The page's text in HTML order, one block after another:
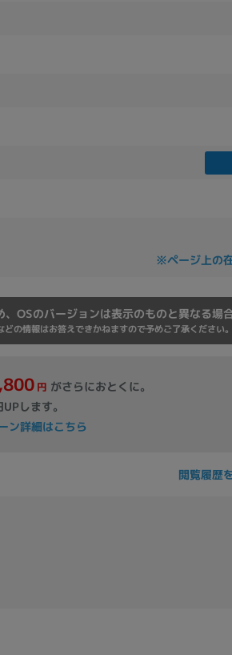
※ページ上の
OSのバージョンは表示のものと異なる場
の情報はお答えできかねますので予めご了承ください。
円 がさらにおとくに。
します。
ン詳細はこちら
閲覧履歴
~